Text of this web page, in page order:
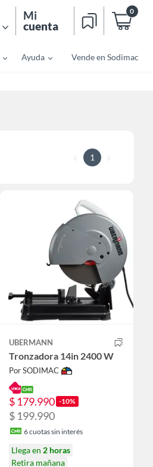
Mi
cuenta
0
Ayuda Vende en Sodimac
1
UBERMANN
Tronzadora 14in 2400 W
Por SODIMAC
$ 179.990 -10%
$ 199.990
6cuotas sin interés
Llega en 2 horas
Retira mañana